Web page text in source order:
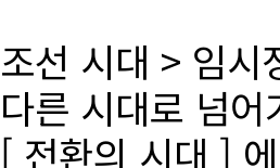
조선 시대 > 임시
다른 시대로 넘어
[ 전환의 시대 ]